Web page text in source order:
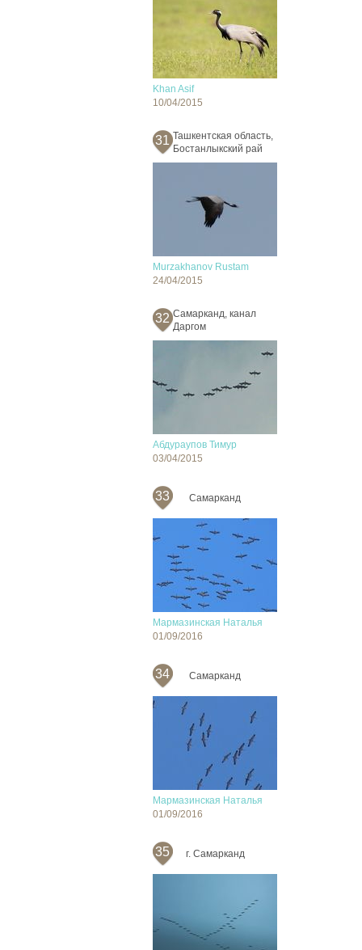
Khan Asif
10/04/2015
31 Ташкентская область,
Бостанлыкский рай
Murzakhanov Rustam
24/04/2015
32 Самарканд, канал
Даргом
Абдураупов Тимур
03/04/2015
33 Самарканд
Мармазинская Наталья
01/09/2016
34 Cамарканд
Мармазинская Наталья
01/09/2016
35 г. Самарканд